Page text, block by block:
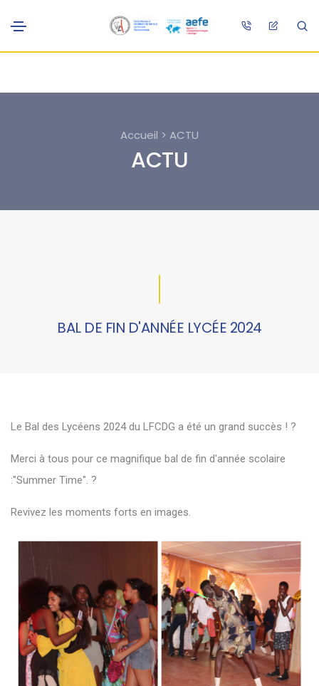
Accueil > ACTU
ACTU
BAL DE FIN D'ANNÉE LYCÉE 2024
Le Bal des Lycéens 2024 du LFCDG a été un grand succès ! ?
Merci à tous pour ce magnifique bal de fin d'année scolaire
:"Summer Time". ?
Revivez les moments forts en images.